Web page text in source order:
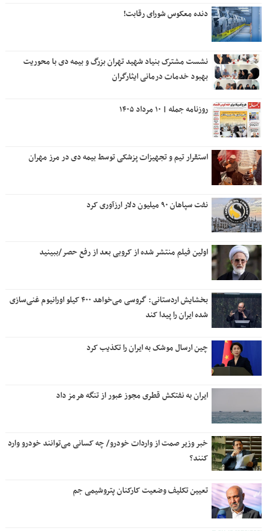
دنده معکوس شورای رقابت!
نشست مشترک بنیاد شهید تهران بزرگ و بیمه دی با محوریت
بهبود خدمات درمانی ایثارگران
روزنامه جمله | ۱۰ مرداد ۱۴۰۵
استقرار تیم و تجهیزات پزشکی توسط بیمه دی در مرز مهران
نفت سپاهان ۹۰ میلیون دلار ارزآوری کرد
اولین فیلم منتشر شده از کروبی بعد از رفع حصر/ببینید
بخشایش اردستانی: گروسی می‌خواهد ۴۰۰ کیلو اورانیوم غنی‌سازی
شده ایران را پیدا کند
چین ارسال موشک به ایران را تکذیب کرد
ایران به نفتکش قطری مجوز عبور از تنگه هرمز داد
خبر وزیر صمت از واردات خودرو/ چه کسانی می‌توانند خودرو وارد
کنند؟
تعیین تکلیف وضعیت کارکنان پتروشیمی جم